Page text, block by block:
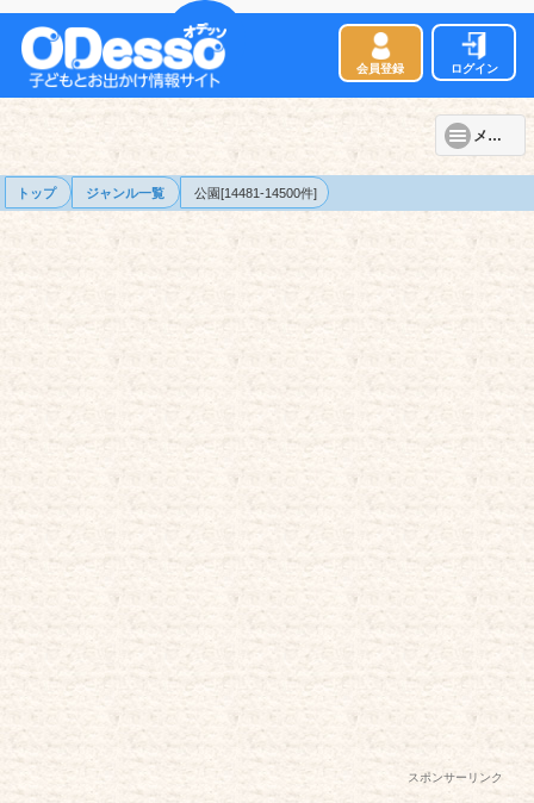
会員登録 ログイン
メニュー
トップ ジャンル一覧 公園[14481-14500件]
スポンサーリンク